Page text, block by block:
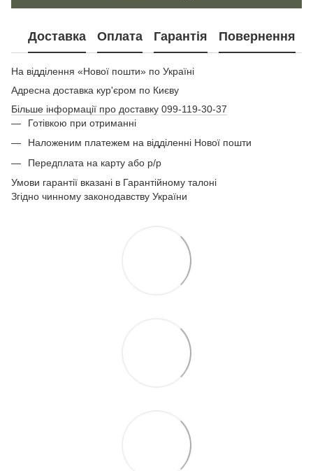
Доставка Оплата Гарантія Повернення
На відділення «Нової пошти» по Україні
Адресна доставка кур'єром по Києву
Більше інформації про доставку 099-119-30-37
Готівкою при отриманні
Наложеним платежем на відділенні Нової пошти
Передплата на карту або р/р
Умови гарантії вказані в Гарантійному талоні
Згідно чинному законодавству України